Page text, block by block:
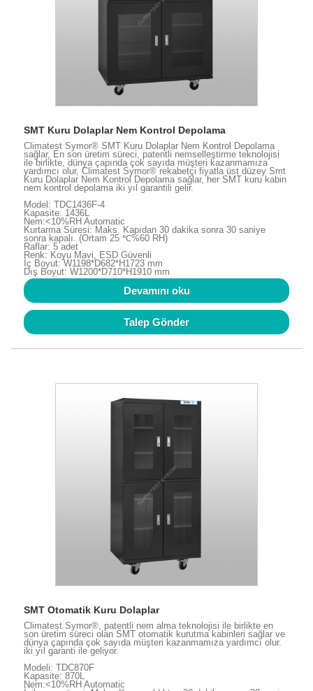
SMT Kuru Dolaplar Nem Kontrol Depolama
Climatest Symor® SMT Kuru Dolaplar Nem Kontrol Depolama
sağlar, En son üretim süreci, patentli nemselleştirme teknolojisi
ile birlikte, dünya çapında çok sayıda müşteri kazanmamıza
yardımcı olur, Climatest Symor® rekabetçi fiyatla üst düzey Smt
Kuru Dolaplar Nem Kontrol Depolama sağlar, her SMT kuru kabin
nem kontrol depolama iki yıl garantili gelir.
Model: TDC1436F-4
Kapasite: 1436L
Nem:<10%RH Automatic
Kurtarma Süresi: Maks. Kapıdan 30 dakika sonra 30 saniye
sonra kapalı. (Ortam 25 ℃%60 RH)
Raflar: 5 adet
Renk: Koyu Mavi, ESD Güvenli
İç Boyut: W1198*D682*H1723 mm
Dış Boyut: W1200*D710*H1910 mm
Devamını oku
Talep Gönder
SMT Otomatik Kuru Dolaplar
Climatest Symor®, patentli nem alma teknolojisi ile birlikte en
son üretim süreci olan SMT otomatik kurutma kabinleri sağlar ve
dünya çapında çok sayıda müşteri kazanmamıza yardımcı olur.
iki yıl garanti ile geliyor.
Modeli: TDC870F
Kapasite: 870L
Nem:<10%RH Automatic